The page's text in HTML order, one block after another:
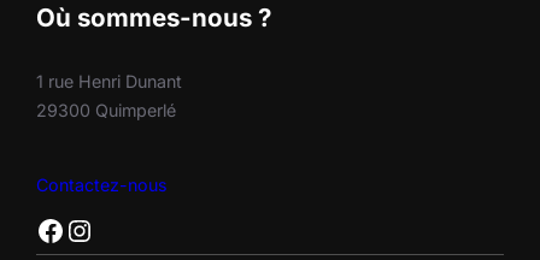
Où sommes-nous ?
1 rue Henri Dunant
29300 Quimperlé
Contactez-nous
Facebook Instagram